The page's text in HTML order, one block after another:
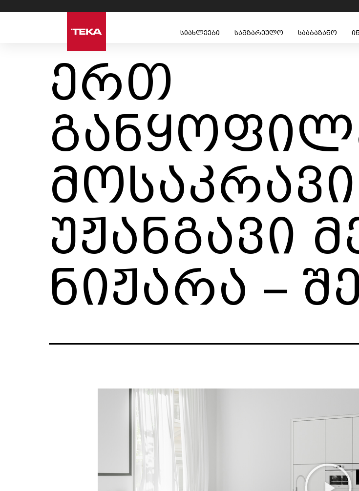
სიახლეები სამზარეულო სააბაზანო
ერთ
უჟანგავი
ნიჟარა –